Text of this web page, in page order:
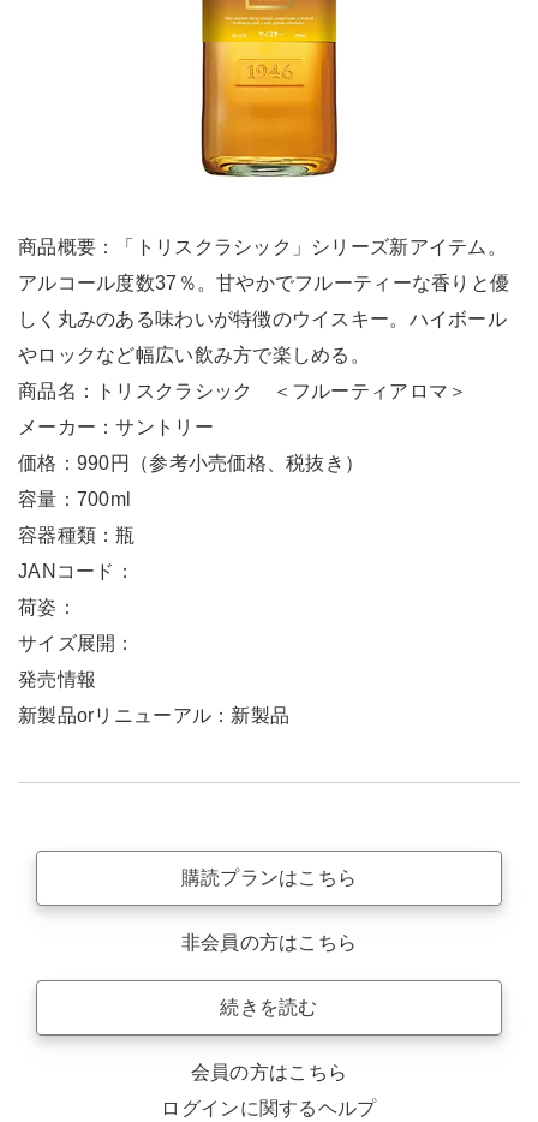
商品概要：「トリスクラシック」シリーズ新アイテム。
アルコール度数37％。甘やかでフルーティーな香りと優
しく丸みのある味わいが特徴のウイスキー。ハイボール
やロックなど幅広い飲み方で楽しめる。
商品名：トリスクラシック ＜フルーティアロマ＞
メーカー：サントリー
価格：990円（参考小売価格、税抜き）
容量：700ml
容器種類：瓶
JANコード：
荷姿：
サイズ展開：
発売情報
新製品orリニューアル：新製品
購読プランはこちら
非会員の方はこちら
続きを読む
会員の方はこちら
ログインに関するヘルプ